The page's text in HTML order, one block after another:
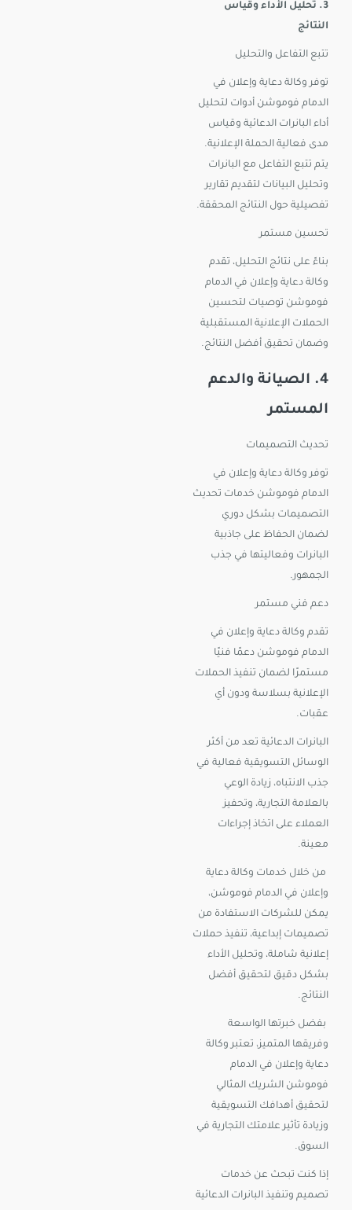
3. تحليل الأداء وقياس
النتائج
تتبع التفاعل والتحليل
توفر وكالة دعاية وإعلان في
الدمام فوموشن أدوات لتحليل
أداء البانرات الدعائية وقياس
مدى فعالية الحملة الإعلانية.
يتم تتبع التفاعل مع البانرات
وتحليل البيانات لتقديم تقارير
تفصيلية حول النتائج المحققة.
تحسين مستمر
بناءً على نتائج التحليل، تقدم
وكالة دعاية وإعلان في الدمام
فوموشن توصيات لتحسين
الحملات الإعلانية المستقبلية
وضمان تحقيق أفضل النتائج.
4. الصيانة والدعم
المستمر
تحديث التصميمات
توفر وكالة دعاية وإعلان في
الدمام فوموشن خدمات تحديث
التصميمات بشكل دوري
لضمان الحفاظ على جاذبية
البانرات وفعاليتها في جذب
الجمهور.
دعم فني مستمر
تقدم وكالة دعاية وإعلان في
الدمام فوموشن دعمًا فنيًا
مستمرًا لضمان تنفيذ الحملات
الإعلانية بسلاسة ودون أي
عقبات.
البانرات الدعائية تعد من أكثر
الوسائل التسويقية فعالية في
جذب الانتباه، زيادة الوعي
بالعلامة التجارية، وتحفيز
العملاء على اتخاذ إجراءات
معينة.
من خلال خدمات وكالة دعاية
وإعلان في الدمام فوموشن،
يمكن للشركات الاستفادة من
تصميمات إبداعية، تنفيذ حملات
إعلانية شاملة، وتحليل الأداء
بشكل دقيق لتحقيق أفضل
النتائج.
بفضل خبرتها الواسعة
وفريقها المتميز، تعتبر وكالة
دعاية وإعلان في الدمام
فوموشن الشريك المثالي
لتحقيق أهدافك التسويقية
وزيادة تأثير علامتك التجارية في
السوق.
إذا كنت تبحث عن خدمات
تصميم وتنفيذ البانرات الدعائية